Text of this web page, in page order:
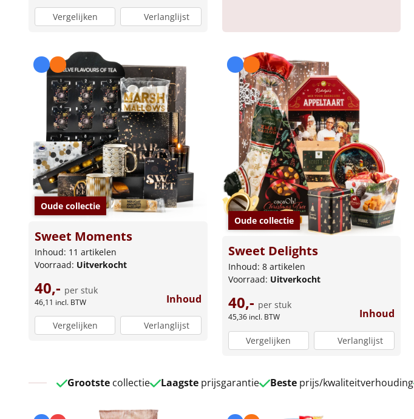
Vergelijken Verlanglijst
Oude collectie
Sweet Moments
Inhoud: 11 artikelen
Voorraad: Uitverkocht
40,- per stuk
46,11 incl. BTW Inhoud
Vergelijken Verlanglijst
Oude collectie
Sweet Delights
Inhoud: 8 artikelen
Voorraad: Uitverkocht
40,- per stuk
45,36 incl. BTW Inhoud
Vergelijken Verlanglijst
Grootstecollectie Laagsteprijsgarantie Besteprijs/kwaliteitverhouding